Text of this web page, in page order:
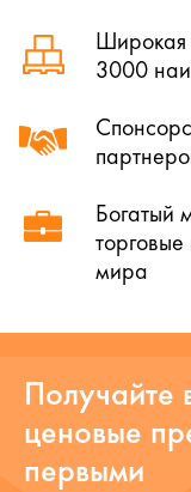
Широкая
3000
Богатый
мира
Получайте
ценовые
первыми